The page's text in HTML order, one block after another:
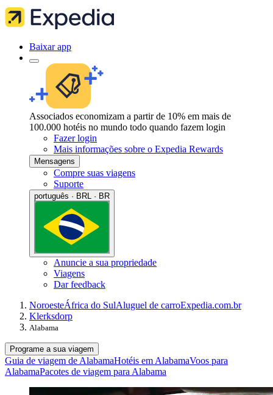
Baixar app
Associados economizam a partir de 10% em mais de
100.000 hotéis no mundo todo quando fazem login
Fazer login
Mais informações sobre o Expedia Rewards
Mensagens
Compre suas viagens
Suporte
português · BRL · BR
Anuncie a sua propriedade
Viagens
Dar feedback
NoroesteÁfrica do SulAluguel de carroExpedia.com.br
Klerksdorp
Alabama
Programe a sua viagem
Guia de viagem de AlabamaHotéis em AlabamaVoos para
AlabamaPacotes de viagem para Alabama